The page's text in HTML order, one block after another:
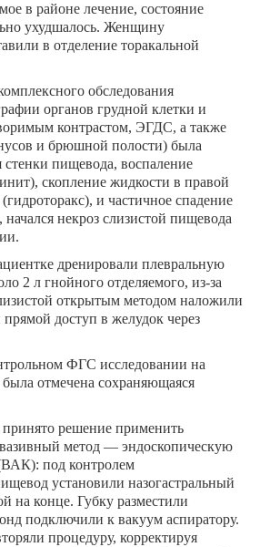
в районе лечение, состояние
ухудшалось. Женщину
в отделение торакальной
обследования
органов грудной клетки и
контрастом, ЭГДС, а также
и брюшной полости) была
пищевода, воспаление
скопление жидкости в правой
и частичное спадение
начался некроз слизистой пищевода
дренировали плевральную
2 л гнойного отделяемого, из-за
открытым методом наложили
прямой доступ в желудок через
ФГС исследовании на
была отмечена сохраняющаяся
решение применить
метод — эндоскопическую
под контролем
установили назогастральный
на конце. Губку разместили
подключили к вакуум аспиратору.
процедуру, корректируя